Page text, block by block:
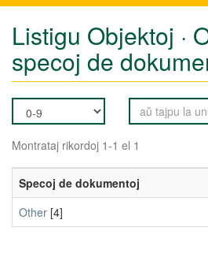
Listigu Objektoj ·
specoj de
Montrataj rikordoj 1-1 el 1
Specoj de dokumentoj
Other [4]